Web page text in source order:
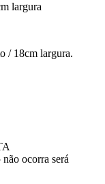
largura
/ 18cm largura.
ocorra será